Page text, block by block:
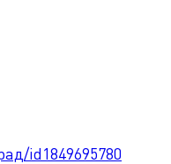
id1849695780